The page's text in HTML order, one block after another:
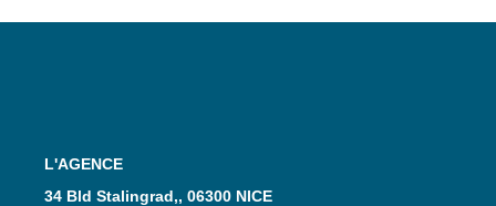
L'AGENCE
34 Bld Stalingrad,, 06300 NICE